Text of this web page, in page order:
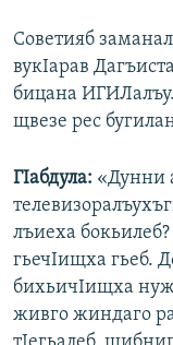
Советияб
вукIарав
бицана
щвезе рес
ГIабдула: «Дунни
лъиеха
гьечIищха гьеб.
бихьичIищха
живго жиндаго